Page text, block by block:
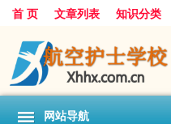
首 页 文章列表 知识分类
网站导航